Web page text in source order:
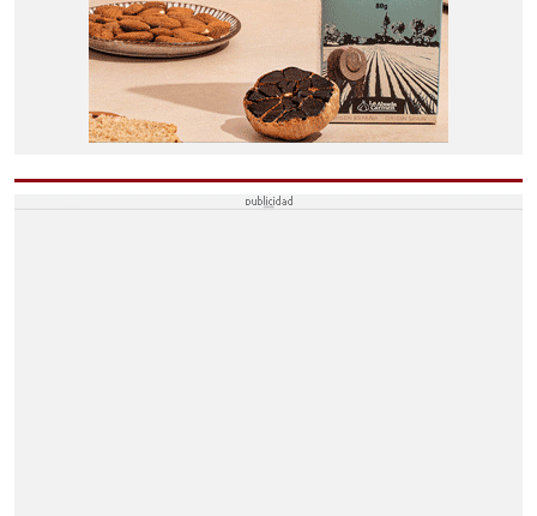
LANTEJUELA
LOS CORRALES
MARTÍN DE LA JARA